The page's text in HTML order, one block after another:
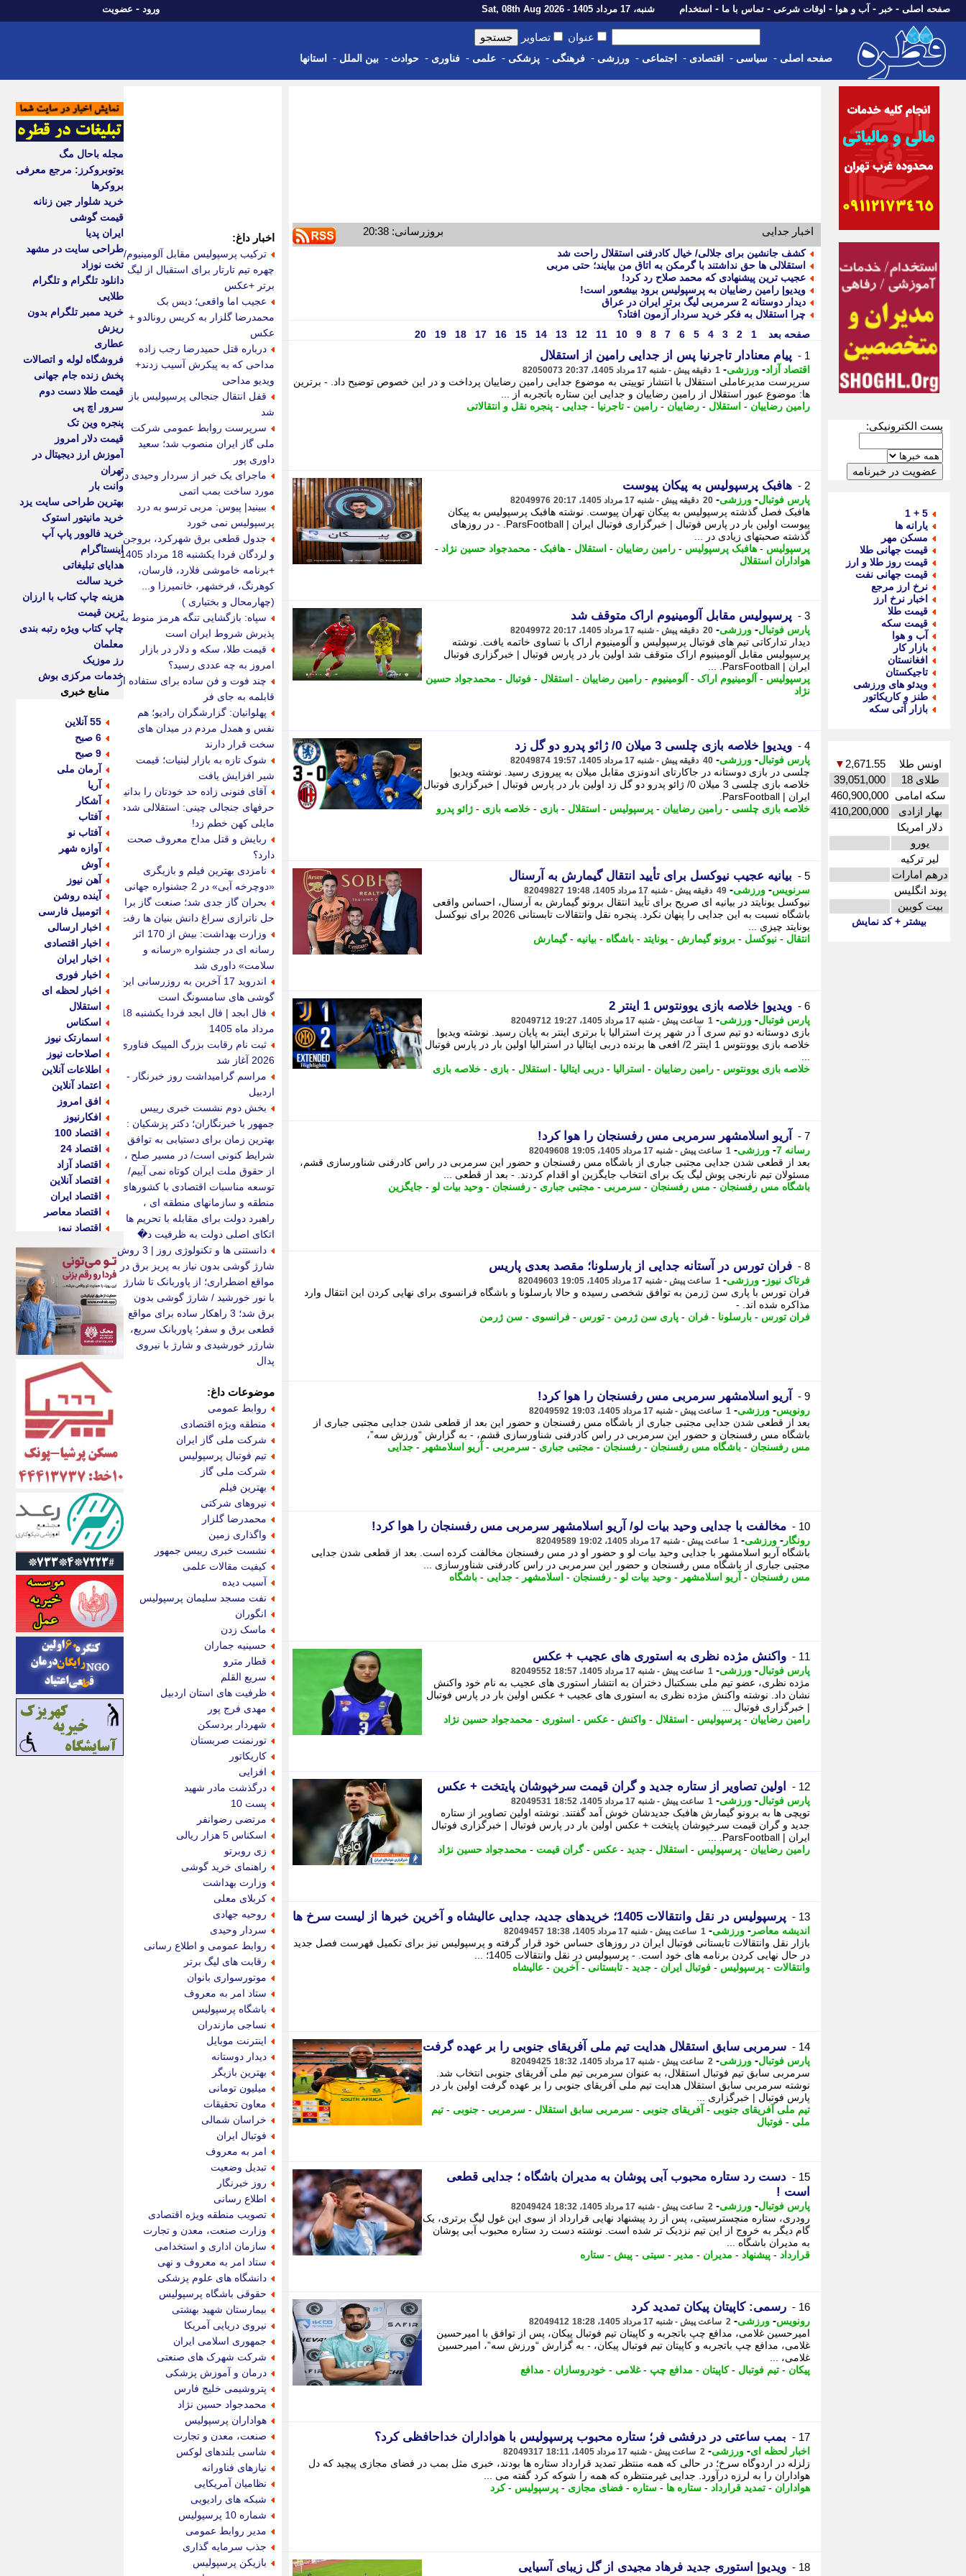
صفحه اصلی - خبر - آب و هوا - اوقات شرعی - تماس با ما - استخدام شنبه، 17 مرداد 1405 - Sat, 08th Aug 2026 ورود - عضویت
عنوان تصاویر
صفحه اصلی - سیاسی - اقتصادی - اجتماعی - ورزشی - فرهنگی - پزشکی - علمی - فناوری - حوادث - بین الملل - استانها
پست الکترونیکی:
5 + 1
یارانه ها
مسکن مهر
قیمت جهانی طلا
قیمت روز طلا و ارز
قیمت جهانی نفت
نرخ ارز مرجع
اخبار نرخ ارز
قیمت طلا
قیمت سکه
آب و هوا
بازار کار
افغانستان
تاجیکستان
ویدئو های ورزشی
طنز و کاریکاتور
بازار آتی سکه
اونس طلا 2,671.55
▼
طلای 18
39,051,000
سکه امامی 460,900,000
بهار ازادی
410,200,000
دلار امریکا
یورو
لیر ترکیه
درهم امارات
پوند انگلیس
بیت کویین
بیشتر + کد نمایش
اخبار جدایی بروزرسانی: 20:38
کشف جانشین برای جلالی/ خیال کادرفنی استقلال راحت شد
استقلالی ها حق نداشتند با گرمکن به اتاق من بیایند؛ حتی مربی
عجیب ترین پیشنهادی که محمد صلاح رد کرد!
ویدیو| رامین رضاییان به پرسپولیس برود بیشعور است!
دیدار دوستانه 2 سرمربی لیگ برتر ایران در عراق
چرا استقلال به فکر خرید سردار آزمون افتاد؟
صفحه بعد
1
2
3
4
5
6
7
8
9
10
11
12
13
14
15
16
17
18
19
20
1 - پیام معنادار تاجرنیا پس از جدایی رامین از استقلال
اقتصاد آزاد- ورزشی- 1 دقیقه پیش - شنبه 17 مرداد 1405، 20:37 82050073
سرپرست مدیرعاملی استقلال با انتشار توییتی به موضوع جدایی رامین رضاییان پرداخت و در این خصوص توضیح داد. - برترین
ها: موضوع عبور استقلال از رامین رضاییان و جدایی این ستاره باتجربه از ...
رامین رضاییان - استقلال - رضاییان - رامین - تاجرنیا - جدایی - پنجره نقل و انتقالاتی
2 - هافبک پرسپولیس به پیکان پیوست
پارس فوتبال- ورزشی- 20 دقیقه پیش - شنبه 17 مرداد 1405، 20:17 82049976
هافبک فصل گذشته پرسپولیس به پیکان تهران پیوست. نوشته هافبک پرسپولیس به پیکان
پیوست اولین بار در پارس فوتبال | خبرگزاری فوتبال ایران | ParsFootball. - در روزهای
گذشته صحبتهای زیادی در ...
پرسپولیس - هافبک پرسپولیس - رامین رضاییان - استقلال - هافبک - محمدجواد حسین نژاد -
هواداران استقلال
3 - پرسپولیس مقابل آلومینیوم اراک متوقف شد
پارس فوتبال- ورزشی- 20 دقیقه پیش - شنبه 17 مرداد 1405، 20:17 82049972
دیدار تدارکاتی تیم های فوتبال پرسپولیس و آلومینیوم اراک با تساوی خاتمه یافت. نوشته
پرسپولیس مقابل آلومینیوم اراک متوقف شد اولین بار در پارس فوتبال | خبرگزاری فوتبال
ایران | ParsFootball. ...
پرسپولیس - آلومینیوم اراک - آلومینیوم - رامین رضاییان - استقلال - فوتبال - محمدجواد حسین
نژاد
4 - ویدیو| خلاصه بازی چلسی 3 میلان 0/ ژائو پدرو دو گل زد
پارس فوتبال- ورزشی- 40 دقیقه پیش - شنبه 17 مرداد 1405، 19:57 82049874
چلسی در بازی دوستانه در جاکارتای اندونزی مقابل میلان به پیروزی رسید. نوشته ویدیو|
خلاصه بازی چلسی 3 میلان 0/ ژائو پدرو دو گل زد اولین بار در پارس فوتبال | خبرگزاری فوتبال
ایران | ParsFootball.
خلاصه بازی چلسی - رامین رضاییان - پرسپولیس - استقلال - بازی - خلاصه بازی - ژائو پدرو
5 - بیانیه عجیب نیوکسل برای تأیید انتقال گیمارش به آرسنال
سرنویس- ورزشی- 49 دقیقه پیش - شنبه 17 مرداد 1405، 19:48 82049827
نیوکسل یونایتد در بیانیه ای صریح برای تأیید انتقال برونو گیمارش به آرسنال، احساس واقعی
باشگاه نسبت به این جدایی را پنهان نکرد. پنجره نقل وانتقالات تابستانی 2026 برای نیوکسل
یونایتد چیزی ...
انتقال - نیوکسل - برونو گیمارش - یونایتد - باشگاه - بیانیه -گیمارش
6 - ویدیو| خلاصه بازی یوونتوس 1 اینتر 2
پارس فوتبال- ورزشی- 1 ساعت پیش - شنبه 17 مرداد 1405، 19:27 82049712
بازی دوستانه دو تیم سری آ در شهر پرث استرالیا با برتری اینتر به پایان رسید. نوشته ویدیو|
خلاصه بازی یوونتوس 1 اینتر 2/ افعی ها برنده دربی ایتالیا در استرالیا اولین بار در پارس فوتبال
خلاصه بازی یوونتوس - رامین رضاییان - استرالیا - دربی ایتالیا - استقلال - بازی - خلاصه بازی
7 - آریو اسلامشهر سرمربی مس رفسنجان را هوا کرد!
رسانه 7 - ورزشی- 1 ساعت پیش - شنبه 17 مرداد 1405، 19:05 82049608
بعد از قطعی شدن جدایی مجتبی جباری از باشگاه مس رفسنجان و حضور این سرمربی در راس کادرفنی شناورسازی قشم،
مسئولان تیم نارنجی پوش لیگ یک برای انتخاب جایگزین او اقدام کردند. - بعد از قطعی ...
باشگاه مس رفسنجان - مس رفسنجان - سرمربی - مجتبی جباری - رفسنجان - وحید بیات لو - جایگزین
8 - فران تورس در آستانه جدایی از بارسلونا؛ مقصد بعدی پاریس
فرتاک نیوز - ورزشی- 1 ساعت پیش - شنبه 17 مرداد 1405، 19:05 82049603
فران تورس با پاری سن ژرمن به توافق شخصی رسیده و حالا بارسلونا و باشگاه فرانسوی برای نهایی کردن این انتقال وارد
مذاکره شده اند. -
فران تورس - بارسلونا - فران - پاری سن ژرمن - تورس - فرانسوی - سن ژرمن
9 - آریو اسلامشهر سرمربی مس رفسنجان را هوا کرد!
رونویس- ورزشی- 1 ساعت پیش - شنبه 17 مرداد 1405، 19:03 82049592
بعد از قطعی شدن جدایی مجتبی جباری از باشگاه مس رفسنجان و حضور این بعد از قطعی شدن جدایی مجتبی جباری از
باشگاه مس رفسنجان و حضور این سرمربی در راس کادرفنی شناورسازی قشم، - به گزارش “ورزش سه”،
مس رفسنجان - باشگاه مس رفسنجان - رفسنجان - مجتبی جباری - سرمربی - آریو اسلامشهر - جدایی
10 - مخالفت با جدایی وحید بیات لو/ آریو اسلامشهر سرمربی مس رفسنجان را هوا کرد!
رونگار - ورزشی- 1 ساعت پیش - شنبه 17 مرداد 1405، 19:02 82049589
باشگاه آریو اسلامشهر با جدایی وحید بیات لو و حضور او در مس رفسنجان مخالفت کرده است. بعد از قطعی شدن جدایی
مجتبی جباری از باشگاه مس رفسنجان و حضور این سرمربی در راس کادرفنی شناورسازی ...
مس رفسنجان - آریو اسلامشهر - وحید بیات لو - رفسنجان - اسلامشهر - جدایی - باشگاه
11 - واکنش مژده نظری به استوری های عجیب + عکس
پارس فوتبال- ورزشی- 1 ساعت پیش - شنبه 17 مرداد 1405، 18:57 82049552
مژده نظری، عضو تیم ملی بسکتبال دختران به انتشار استوری های عجیب به نام خود واکنش
نشان داد. نوشته واکنش مژده نظری به استوری های عجیب + عکس اولین بار در پارس فوتبال
| خبرگزاری فوتبال ...
رامین رضاییان - پرسپولیس - استقلال - واکنش - عکس - استوری - محمدجواد حسین نژاد
12 - اولین تصاویر از ستاره جدید و گران قیمت سرخپوشان پایتخت + عکس
پارس فوتبال- ورزشی- 1 ساعت پیش - شنبه 17 مرداد 1405، 18:52 82049531
توپچی ها به برونو گیمارش هافبک جدیدشان خوش آمد گفتند. نوشته اولین تصاویر از ستاره
جدید و گران قیمت سرخپوشان پایتخت + عکس اولین بار در پارس فوتبال | خبرگزاری فوتبال
ایران | ParsFootball. ...
رامین رضاییان - پرسپولیس - استقلال - جدید - عکس -گران قیمت - محمدجواد حسین نژاد
13 - پرسپولیس در نقل وانتقالات 1405؛ خریدهای جدید، جدایی عالیشاه و آخرین خبرها از لیست سرخ ها
اندیشه معاصر - ورزشی- 1 ساعت پیش - شنبه 17 مرداد 1405، 18:38 82049457
بازار نقل وانتقالات تابستانی فوتبال ایران در روزهای حساس خود قرار گرفته و پرسپولیس نیز برای تکمیل فهرست فصل جدید
در حال نهایی کردن برنامه های خود است. - پرسپولیس در نقل وانتقالات 1405؛ ...
وانتقالات - پرسپولیس - فوتبال ایران - جدید - تابستانی - آخرین - عالیشاه
14 - سرمربی سابق استقلال هدایت تیم ملی آفریقای جنوبی را بر عهده گرفت
پارس فوتبال- ورزشی- 2 ساعت پیش - شنبه 17 مرداد 1405، 18:32 82049425
سرمربی سابق تیم فوتبال استقلال، به عنوان سرمربی تیم ملی آفریقای جنوبی انتخاب شد.
نوشته سرمربی سابق استقلال هدایت تیم ملی آفریقای جنوبی را بر عهده گرفت اولین بار در
پارس فوتبال | خبرگزاری ...
تیم ملی آفریقای جنوبی - آفریقای جنوبی - سرمربی سابق استقلال - سرمربی - جنوبی - تیم
ملی - فوتبال
15 -
دست رد ستاره محبوب آبی پوشان به مدیران باشگاه ؛ جدایی قطعی
است !
پارس فوتبال- ورزشی- 2 ساعت پیش - شنبه 17 مرداد 1405، 18:32 82049424
رودری، ستاره منچسترسیتی، پس از رد پیشنهاد نهایی قرارداد از سوی این غول لیگ برتری، یک
گام دیگر به خروج از این تیم نزدیک تر شده است. نوشته دست رد ستاره محبوب آبی پوشان
به مدیران باشگاه ...
قرارداد - پیشنهاد - مدیران - مدیر - سیتی - پیش - ستاره
16 - رسمی: کاپیتان پیکان تمدید کرد
رونویس- ورزشی- 2 ساعت پیش - شنبه 17 مرداد 1405، 18:28 82049412
​امیرحسین غلامی، مدافع چپ باتجربه و کاپیتان تیم فوتبال پیکان، پس از توافق با ​امیرحسین
غلامی، مدافع چپ باتجربه و کاپیتان تیم فوتبال پیکان، - به گزارش “ورزش سه”، ​امیرحسین
غلامی، ...
پیکان - تیم فوتبال -کاپیتان - مدافع چپ -غلامی - خودروسازان - مدافع
17 - بمب ساعتی در درفشی فر؛ ستاره محبوب پرسپولیس با هواداران خداحافظی کرد؟
اخبار لحظه ای- ورزشی- 2 ساعت پیش - شنبه 17 مرداد 1405، 18:11 82049317
زلزله در اردوگاه سرخ؛ در حالی که همه منتظر تمدید قرارداد ستاره ها بودند، خبری مثل بمب در فضای مجازی پیچید که دل
هواداران را به لرزه درآورد. جدایی غیرمنتظره که همه را شوکه کرد گفته می ...
هواداران - تمدید قرارداد - ستاره ها - ستاره - فضای مجازی - پرسپولیس -کرد
18 - ویدیو| استوری جدید فرهاد مجیدی از گل زیبای آسیایی
اخبار داغ:
ترکیب پرسپولیس مقابل آلومینیوم/
چهره تیم تارتار برای استقبال از لیگ
برتر +عکس
عجیب اما واقعی؛ دیس بک
محمدرضا گلزار به کریس رونالدو +
عکس
درباره قتل حمیدرضا رجب زاده
مداحی که به پیکرش آسیب زدند+
ویدیو مداحی
قفل انتقال جنجالی پرسپولیس باز
شد
سرپرست روابط عمومی شرکت
ملی گاز ایران منصوب شد؛ سعید
داوری پور
ماجرای یک خبر از سردار وحیدی در
مورد ساخت بمب اتمی
ببینید| پیوس: مربی ترسو به درد
پرسپولیس نمی خورد
جدول قطعی برق شهرکرد، بروجن
و لردگان فردا یکشنبه 18 مرداد 1405
+برنامه خاموشی فلارد، فارسان،
کوهرنگ، فرخشهر، خانمیرزا و...
(چهارمحال و بختیاری )
سپاه: بازگشایی تنگه هرمز منوط به
پذیرش شروط ایران است
قیمت طلا، سکه و دلار در بازار
امروز به چه عددی رسید؟
چند فوت و فن ساده برای ستفاده از
قابلمه به جای فر
پهلوانیان: گزارشگران رادیو؛ هم
نفس و همدل مردم در میدان های
سخت قرار دارند
شوک تازه به بازار لبنیات؛ قیمت
شیر افزایش یافت
آقای فنونی زاده حد خودتان را بدانید/
حرفهای جنجالی چینی: استقلالی شدم
مایلی کهن خطم زد!
ربایش و قتل مداح معروف صحت
دارد؟
نامزدی بهترین فیلم و بازیگری
«دوچرخه آبی» در 2 جشنواره جهانی
بحران گاز جدی شد؛ صنعت گاز برای
حل ناترازی سراغ دانش بنیان ها رفت
وزارت بهداشت: بیش از 170 اثر
رسانه ای در جشنواره «رسانه و
سلامت» داوری شد
اندروید 17 آخرین به روزرسانی این
گوشی های سامسونگ است
فال ابجد | فال ابجد فردا یکشنبه 18
مرداد ماه 1405
ثبت نام رقابت بزرگ المپیک فناوری
2026 آغاز شد
مراسم گرامیداشت روز خبرنگار -
اردبیل
بخش دوم نشست خبری رییس
جمهور با خبرنگاران؛ دکتر پزشکیان :
بهترین زمان برای دستیابی به توافق
شرایط کنونی است/ در مسیر صلح ،
از حقوق ملت ایران کوتاه نمی آییم/
توسعه مناسبات اقتصادی با کشورهای
منطقه و سازمانهای منطقه ای ،
راهبرد دولت برای مقابله با تحریم ها /
اتکای اصلی دولت به ظرفیت د�
دانستنی ها و تکنولوژی روز | 3 روش
شارژ گوشی بدون نیاز به پریز برق در
مواقع اضطراری؛ از پاوربانک تا شارژ
با نور خورشید / شارژ گوشی بدون
برق شد؛ 3 راهکار ساده برای مواقع
قطعی برق و سفر؛ پاوربانک سریع،
شارژر خورشیدی و شارژ با نیروی
پدال
موضوعات داغ:
روابط عمومی
منطقه ویژه اقتصادی
شرکت ملی گاز ایران
تیم فوتبال پرسپولیس
شرکت ملی گاز
بهترین فیلم
نیروهای شرکتی
محمدرضا گلزار
واگذاری زمین
نشست خبری رییس جمهور
کیفیت مقالات علمی
آسیب دیده
نفت مسجد سلیمان پرسپولیس
انگوران
ماسک زدن
حسینیه جماران
قطار مترو
سریع القلم
ظرفیت های استان اردبیل
مهدی فرج پور
شهردار بردسکن
تورنمنت صربستان
کاریکاتور
افزایی
درگذشت مادر شهید
پست 10
مرتضی رضوانفر
اسکناس 5 هزار ریالی
زی روبرتو
راهنمای خرید گوشی
وزارت بهداشت
کربلای معلی
روحیه جهادی
سردار وحیدی
روابط عمومی و اطلاع رسانی
رقابت های لیگ برتر
موتورسواری بانوان
ستاد امر به معروف
باشگاه پرسپولیس
نساجی مازندران
اینترنت موبایل
دیدار دوستانه
بهترین بازیگر
میلیون تومانی
معاون تحقیقات
خراسان شمالی
فوتبال ایران
امر به معروف
تبدیل وضعیت
روز خبرنگار
اطلاع رسانی
تصویب منطقه ویژه اقتصادی
وزارت صنعت، معدن و تجارت
سازمان اداری و استخدامی
ستاد امر به معروف و نهی
دانشگاه های علوم پزشکی
حقوقی باشگاه پرسپولیس
بیمارستان شهید بهشتی
نیروی دریایی آمریکا
جمهوری اسلامی ایران
شرکت شهرک های صنعتی
درمان و آموزش پزشکی
پتروشیمی خلیج فارس
محمدجواد حسین نژاد
هواداران پرسپولیس
صنعت، معدن و تجارت
شاسی بلندهای لوکس
نیازهای فناورانه
نظامیان آمریکایی
شبکه های رادیویی
شماره 10 پرسپولیس
مدیر روابط عمومی
جذب سرمایه گذاری
بازیکن پرسپولیس
مجله باحال مگ
یوتوبروکرز: مرجع معرفی
بروکرها
خرید شلوار جین زنانه
قیمت گوشی
ایران پدیا
طراحی سایت در مشهد
تخت نوزاد
دانلود تلگرام و تلگرام
طلایی
خرید ممبر تلگرام بدون
ریزش
عطاری
فروشگاه لوله و اتصالات
پخش زنده جام جهانی
قیمت طلا دست دوم
سرور اچ پی
پنجره وین تک
قیمت دلار امروز
آموزش ارز دیجیتال در
تهران
وانت بار
بهترین طراحی سایت یزد
خرید مانیتور استوک
خرید فالوور پاپ آپ
اینستاگرام
هدایای تبلیغاتی
خرید سالت
هزینه چاپ کتاب با ارزان
ترین قیمت
چاپ کتاب ویژه رتبه بندی
معلمان
رز موزیک
خدمات مرکزی بوش
منابع خبری
55 آنلاین
6 صبح
9 صبح
آرمان ملی
آریا
آشکار
آفتاب
آفتاب نو
آوازه شهر
آوش
آهن نیوز
آینده روشن
اتومبیل فارسی
اخبار ارسالی
اخبار اقتصادی
اخبار ایران
اخبار فوری
اخبار لحظه ای
استقلال
اسکناس
اسمارتک نیوز
اصلاحات نیوز
اطلاعات آنلاین
اعتماد آنلاین
افق امروز
افکارنیوز
اقتصاد 100
اقتصاد 24
اقتصاد آزاد
اقتصاد آنلاین
اقتصاد ایران
اقتصاد معاصر
اقتصاد نیوز
اکوفارس
اکونگار
اکونیوز
الف
انتشار آنلاین
اندیشه قرن
اندیشه معاصر
اندیشه ها
انرژی پرس
ای استخدام
ایتنا
ایراف
ایران آرت
ایران آنلاین
ایران زندگی
ایران فوری
ایرانی روز
ایرانیتال
ایرنا
ایسکانیوز
ایسنا
ایکنا
ایلنا
اینتیتر
ایونا نیوز
بازتاب آنلاین
باشگاه خبرنگاران
باغستان نیوز
بامبوک
ببین و بخون
بدینسان
بنکر